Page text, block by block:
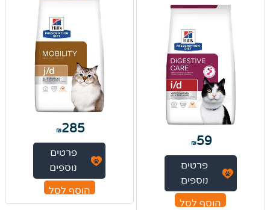
₪59
פרטים
נוספים
הוסף לסל
₪285
פרטים
נוספים
הוסף לסל